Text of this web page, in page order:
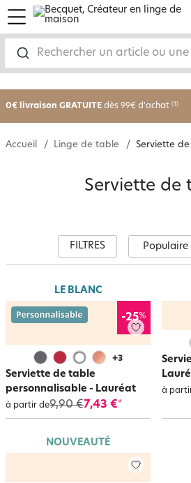
Rechercher un article ou
menu
-25% sur votre commandedès 2 articles
0€ livraison GRATUITE dès 99€ d'achat (1)
avec le code 750801
Accueil Linge de table Serviette
Serviette de
FILTRES
LE BLANC
-25%
+3
Serviette de table
personnalisable - Lauréat
à partir de9,90 €7,43 €*
à
NOUVEAUTÉ